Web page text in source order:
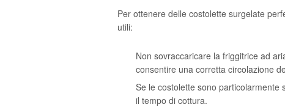
Per ottenere delle costolette surgelate
utili:
Non sovraccaricare la friggitrice ad
consentire una corretta circolazione
Se le costolette sono
il tempo di cottura.